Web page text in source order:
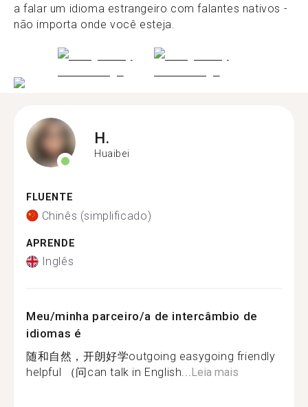
a falar um idioma estrangeiro com falantes nativos -
não importa onde você esteja.
H.
Huaibei
FLUENTE
Chinês (simplificado)
APRENDE
Inglês
Meu/minha parceiro/a de intercâmbio de
idiomas é
随和自然，开朗好学outgoing easygoing friendly
helpful （问can talk in English...Leia mais